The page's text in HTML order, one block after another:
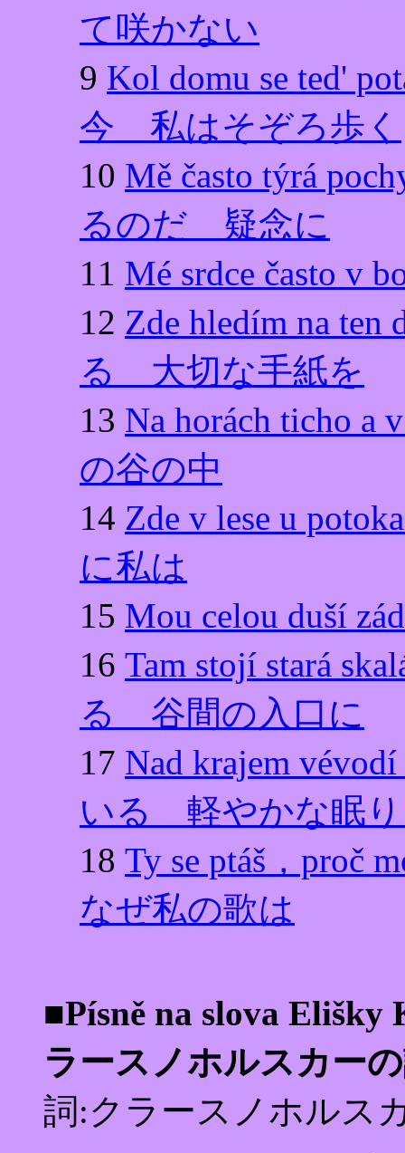
て咲かない
9 Kol domu se ted'
今 私はそぞろ歩く
10 Mě často týrá
るのだ 疑念に
11 Mé srdce často v
12 Zde hledím na
る 大切な手紙を
13 Na horách ticho
の谷の中
14 Zde v lese u
に私は
15 Mou celou duší
16 Tam stojí stará
る 谷間の入口に
17 Nad krajem
いる 軽やかな眠
18 Ty se ptáš，
なぜ私の歌は
■Písně na slova
ラースノホルスカー
詞:クラースノホルス